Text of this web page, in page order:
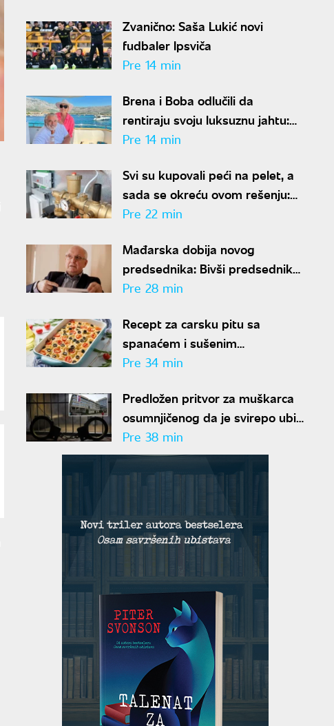
Zvanično: Saša Lukić novi
fudbaler Ipsviča
Pre 14 min
Brena i Boba odlučili da
rentiraju svoju luksuznu jahtu:
Od cene po sezoni zavrteće
Pre 14 min
Svi su kupovali peći na pelet, a
sada se okreću ovom rešenju:
Nema pepela ni svakodnevnog
Pre 22 min
Mađarska dobija novog
predsednika: Bivši predsednik
vrhovnog suda predložen za
Pre 28 min
Recept za carsku pitu sa
spanaćem i sušenim
paradajzom: Doručak ili večera -
Pre 34 min
Predložen pritvor za muškarca
osumnjičenog da je svirepo ubio
majku na Novom Beogradu
Pre 38 min